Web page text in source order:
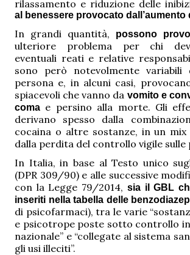
rilassamento e riduzione delle
al benessere provocato dall’aumento
In grandi quantità, possono
ulteriore problema per chi
eventuali reati e relative
sono però notevolmente variabili
persona e, in alcuni casi,
spiacevoli che vanno da vomito e
coma e persino alla morte. Gli
derivano spesso dalla
cocaina o altre sostanze, in un
dalla perdita del controllo vigile sulle
In Italia, in base al Testo unico
(DPR 309/90) e alle successive
con la Legge 79/2014, sia il GBL
inseriti nella tabella delle
di psicofarmaci), tra le varie
e psicotrope poste sotto controllo
nazionale” e “collegate al sistema
gli usi illeciti”.